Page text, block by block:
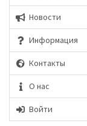
Новости
Информация
Контакты
О нас
Войти